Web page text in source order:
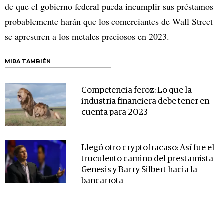
de que el gobierno federal pueda incumplir sus préstamos
probablemente harán que los comerciantes de Wall Street
se apresuren a los metales preciosos en 2023.
MIRA TAMBIÉN
Competencia feroz: Lo que la
industria financiera debe tener en
cuenta para 2023
Llegó otro cryptofracaso: Así fue el
truculento camino del prestamista
Genesis y Barry Silbert hacia la
bancarrota